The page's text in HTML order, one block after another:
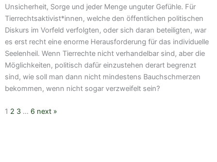
Unsicherheit, Sorge und jeder Menge unguter Gefühle. Für
Tierrechtsaktivist*innen, welche den öffentlichen politischen
Diskurs im Vorfeld verfolgten, oder sich daran beteiligten, war
es erst recht eine enorme Herausforderung für das individuelle
Seelenheil. Wenn Tierrechte nicht verhandelbar sind, aber die
Möglichkeiten, politisch dafür einzustehen derart begrenzt
sind, wie soll man dann nicht mindestens Bauchschmerzen
bekommen, wenn nicht sogar verzweifelt sein?
1 2 3 … 6 next »